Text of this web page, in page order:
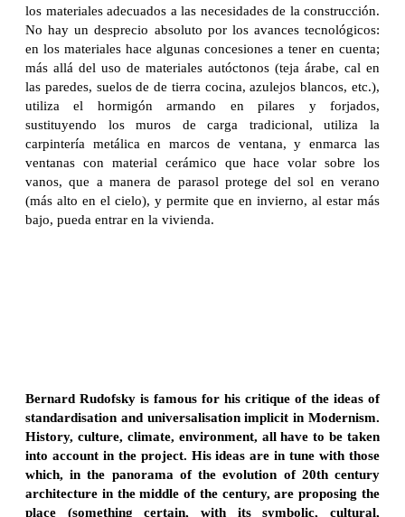
los materiales adecuados a las necesidades de la construcción.
No hay un desprecio absoluto por los avances tecnológicos:
en los materiales hace algunas concesiones a tener en cuenta;
más allá del uso de materiales autóctonos (teja árabe, cal en
las paredes, suelos de de tierra cocina, azulejos blancos, etc.),
utiliza el hormigón armando en pilares y forjados,
sustituyendo los muros de carga tradicional, utiliza la
carpintería metálica en marcos de ventana, y enmarca las
ventanas con material cerámico que hace volar sobre los
vanos, que a manera de parasol protege del sol en verano
(más alto en el cielo), y permite que en invierno, al estar más
bajo, pueda entrar en la vivienda.
Bernard Rudofsky is famous for his critique of the ideas of
standardisation and universalisation implicit in Modernism.
History, culture, climate, environment, all have to be taken
into account in the project. His ideas are in tune with those
which, in the panorama of the evolution of 20th century
architecture in the middle of the century, are proposing the
place (something certain, with its symbolic, cultural,